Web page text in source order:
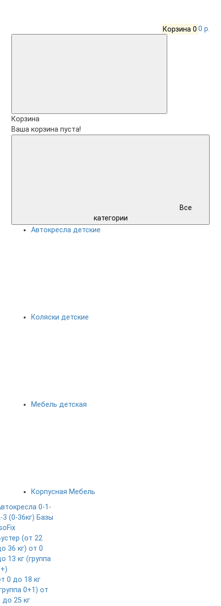
Корзина 0 0 р.
Корзина
Ваша корзина пуста!
Все
категории
Автокресла детские
Коляски детские
Мебель детская
Корпусная Мебель
0-1-
3 (0-36кг) Базы
(от 22
36 кг) от 0
13 кг (группа
0 до 18 кг
0+1) от
до 25 кг